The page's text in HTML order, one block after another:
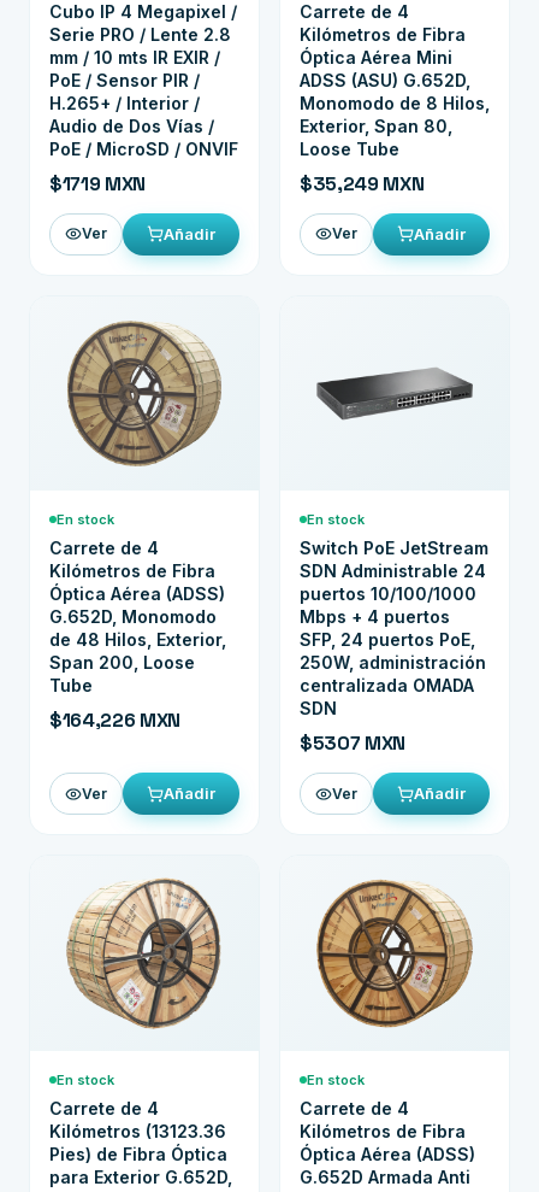
Cubo IP 4 Megapixel /
Serie PRO / Lente 2.8
mm / 10 mts IR EXIR /
PoE / Sensor PIR /
H.265+ / Interior /
Audio de Dos Vías /
PoE / MicroSD / ONVIF
$1719 MXN
Ver Añadir
Carrete de 4
Kilómetros de Fibra
Óptica Aérea Mini
ADSS (ASU) G.652D,
Monomodo de 8 Hilos,
Exterior, Span 80,
Loose Tube
$35,249 MXN
Ver Añadir
En stock
Carrete de 4
Kilómetros de Fibra
Óptica Aérea (ADSS)
G.652D, Monomodo
de 48 Hilos, Exterior,
Span 200, Loose
Tube
$164,226 MXN
Ver Añadir
En stock
Switch PoE JetStream
SDN Administrable 24
puertos 10/100/1000
Mbps + 4 puertos
SFP, 24 puertos PoE,
250W, administración
centralizada OMADA
SDN
$5307 MXN
Ver Añadir
En stock
Carrete de 4
Kilómetros (13123.36
Pies) de Fibra Óptica
para Exterior G.652D,
En stock
Carrete de 4
Kilómetros de Fibra
Óptica Aérea (ADSS)
G.652D Armada Anti